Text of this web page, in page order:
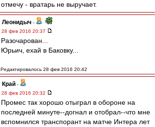
отмечу - вратарь не выручает.
Леонидыч -
28 фев 2016 20:37
Разочарован...
Юрьич, ехай в Баковку...
Редактировалось 28 фев 2016 20:42
Край -
28 фев 2016 20:32
Промес так хорошо отыграл в обороне на
последней минуте--догнал и отобрал--что мне
вспомнился транспорант на матче Интера лет